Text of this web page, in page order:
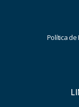
Política